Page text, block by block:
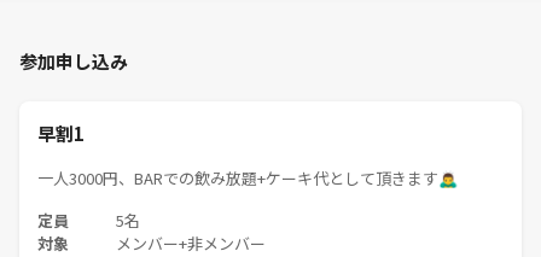
参加申し込み
早割1
一人3000円、BARでの飲み放題+ケーキ代として頂きます🙇‍♂️
定員 5名
対象 メンバー+非メンバー